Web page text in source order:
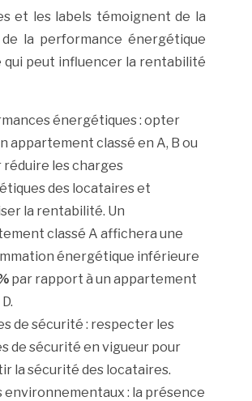
et les labels témoignent de la
la performance énergétique
qui peut influencer la rentabilité
énergétiques : opter
appartement classé en A, B ou
réduire les charges
des locataires et
la rentabilité. Un
classé A affichera une
énergétique inférieure
par rapport à un appartement
de sécurité : respecter les
de sécurité en vigueur pour
la sécurité des locataires.
environnementaux : la présence